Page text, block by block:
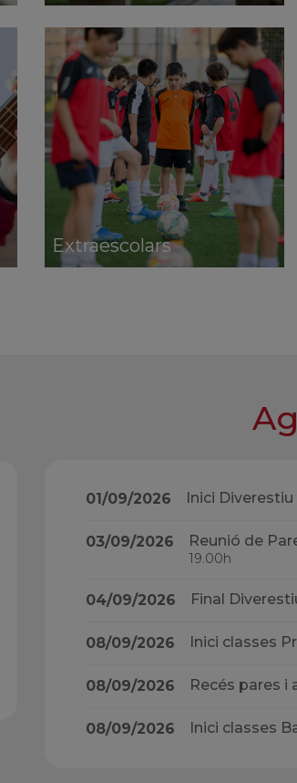
Extraescolars
01/09/2026 Inici Diverestiu
03/09/2026 Reunió de
19.00h
04/09/2026 Final
08/09/2026 Inici classes
08/09/2026 Recés pares i
08/09/2026 Inici classes